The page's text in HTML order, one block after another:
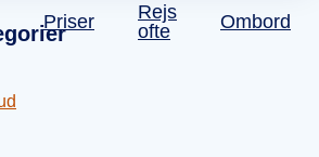
Priser
Rejs
ofte
Ombord